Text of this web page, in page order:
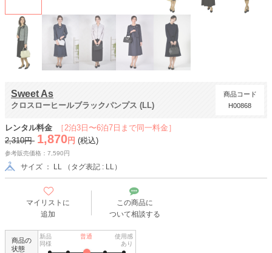
Sweet As
クロスローヒールブラックパンプス (LL)
商品コード
H00868
［2泊3日〜6泊7日まで同一料金］
レンタル料金
2,310円 1,870 円 (税込)
参考販売価格：7,590円
サイズ ： LL （タグ表記 : LL）
マイリストに
追加
この商品に
ついて相談する
商品の
状態
新品
同様
普通
使用感
あり